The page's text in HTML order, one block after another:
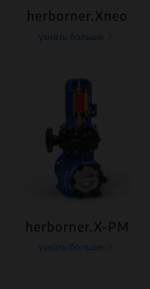
herborner.Xneo
узнать больше
herborner.X-PM
узнать больше